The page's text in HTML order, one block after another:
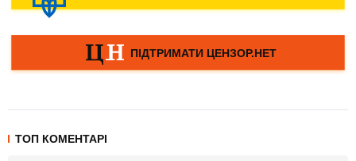
ТОП КОМЕНТАРІ